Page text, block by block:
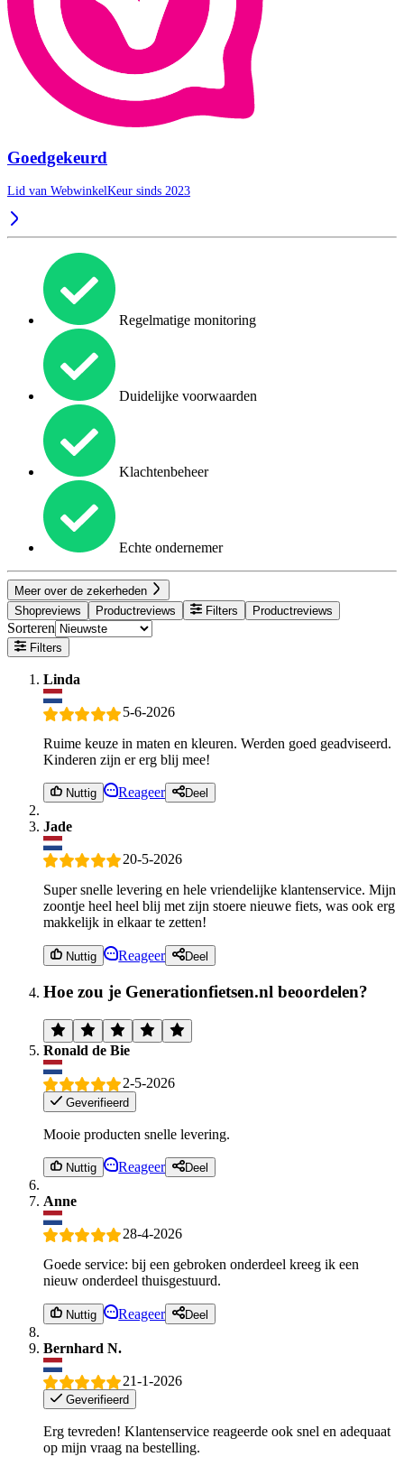
Goedgekeurd
Lid van WebwinkelKeur sinds 2023
Regelmatige monitoring
Duidelijke voorwaarden
Klachtenbeheer
Echte ondernemer
Meer over de zekerheden
Shopreviews
Productreviews Filters Productreviews
Sorteren
Filters
Linda
5-6-2026
Ruime keuze in maten en kleuren. Werden goed geadviseerd.
Kinderen zijn er erg blij mee!
Nuttig Reageer Deel
Jade
20-5-2026
Super snelle levering en hele vriendelijke klantenservice. Mijn
zoontje heel heel blij met zijn stoere nieuwe fiets, was ook erg
makkelijk in elkaar te zetten!
Nuttig Reageer Deel
Hoe zou je Generationfietsen.nl beoordelen?
Ronald de Bie
2-5-2026
Geverifieerd
Mooie producten snelle levering.
Nuttig Reageer Deel
Anne
28-4-2026
Goede service: bij een gebroken onderdeel kreeg ik een
nieuw onderdeel thuisgestuurd.
Nuttig Reageer Deel
Bernhard N.
21-1-2026
Geverifieerd
Erg tevreden! Klantenservice reageerde ook snel en adequaat
op mijn vraag na bestelling.